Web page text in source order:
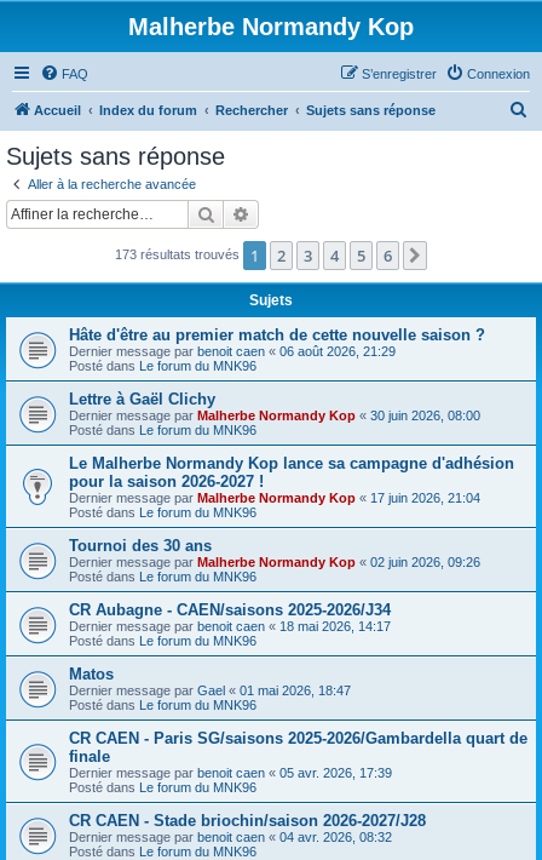
Malherbe Normandy Kop
FAQ Connexion
S’enregistrer
Accueil Index du forum Rechercher Sujets sans réponse
c
Sujets sans réponse
Aller à la recherche avancée
Rechercher
173 résultats trouvés 1 2 3 4 5 6
Sujets
Hâte d'être au premier match de cette nouvelle saison ?
Dernier message par benoit caen « 06 août 2026, 21:29
Posté dans Le forum du MNK96
Lettre à Gaël Clichy
Dernier message par Malherbe Normandy Kop « 30 juin 2026, 08:00
Posté dans Le forum du MNK96
Le Malherbe Normandy Kop lance sa campagne d'adhésion
pour la saison 2026-2027 !
Dernier message par Malherbe Normandy Kop « 17 juin 2026, 21:04
Posté dans Le forum du MNK96
Tournoi des 30 ans
Dernier message par Malherbe Normandy Kop « 02 juin 2026, 09:26
Posté dans Le forum du MNK96
CR Aubagne - CAEN/saisons 2025-2026/J34
Dernier message par benoit caen « 18 mai 2026, 14:17
Posté dans Le forum du MNK96
Matos
Dernier message par Gael « 01 mai 2026, 18:47
Posté dans Le forum du MNK96
CR CAEN - Paris SG/saisons 2025-2026/Gambardella quart de
finale
Dernier message par benoit caen « 05 avr. 2026, 17:39
Posté dans Le forum du MNK96
CR CAEN - Stade briochin/saison 2026-2027/J28
Dernier message par benoit caen « 04 avr. 2026, 08:32
Posté dans Le forum du MNK96